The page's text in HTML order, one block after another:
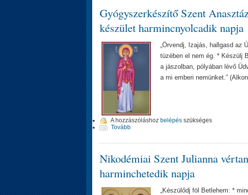
Gyógyszerkészítő Szent
készület harmincnyolcadik napja
„Örvendj, Izajás, hallgasd az
tüzében el nem ég. * Készülj
a jászolban, pólyában lévő
a mi emberi nemünket.”
A hozzászóláshoz belépés szükséges
Tovább
Nikodémiai Szent Julianna
harminchetedik napja
„Készülődj föl Betlehem: *